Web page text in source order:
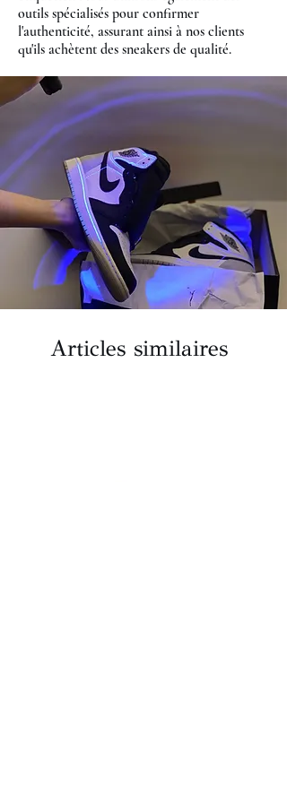
outils spécialisés pour confirmer
l'authenticité, assurant ainsi à nos clients
qu'ils achètent des sneakers de qualité.
Articles similaires